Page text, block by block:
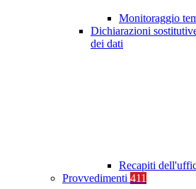
Monitoraggio
Dichiarazioni
dei dati
Recapiti
Provvedimenti 411